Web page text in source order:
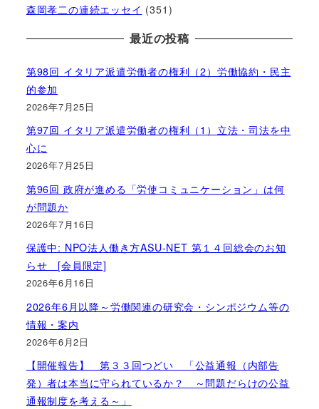
森岡孝二の連続エッセイ (351)
最近の投稿
第98回 イタリア派遣労働者の権利（2）労働協約・民主
的参加
2026年7月25日
第97回 イタリア派遣労働者の権利（1）立法・司法を中
心に
2026年7月25日
第96回 政府が進める「労使コミュニケーション」は何
が問題か
2026年7月16日
保護中: NPO法人働き方ASU-NET 第１４回総会のお知
らせ [会員限定]
2026年6月16日
2026年6月以降～労働関連の研究会・シンポジウム等の
情報・案内
2026年6月2日
【開催報告】 第３３回つどい 「公益通報（内部告
発）者は本当に守られているか？ ～問題だらけの公益
通報制度を考える～」